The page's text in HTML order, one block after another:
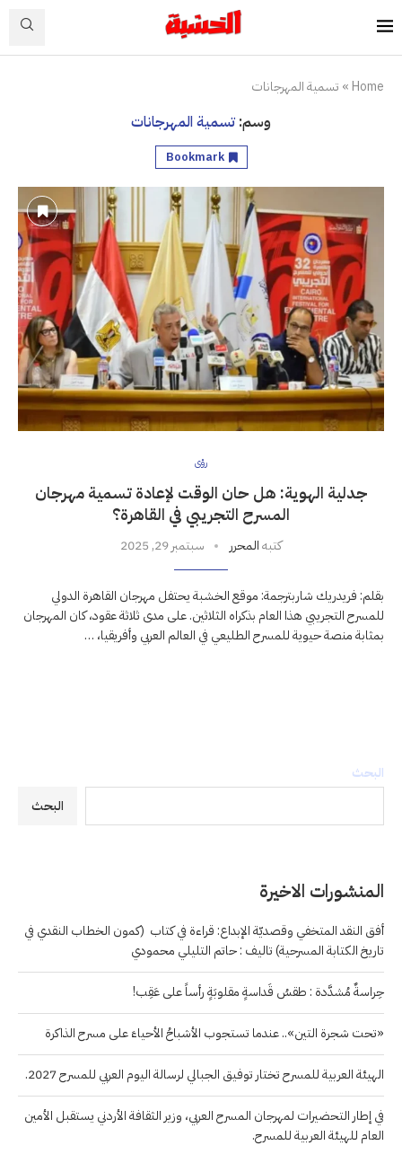
Home
» تسمية المهرجانات
وسم: تسمية المهرجانات
Bookmark
رؤى
جدلية الهوية: هل حان الوقت لإعادة تسمية مهرجان
المسرح التجريبي في القاهرة؟
كتبهالمحرر سبتمبر 29, 2025
بقلم: فريدريك شاربترجمة: موقع الخشبة يحتفل مهرجان القاهرة الدولي
للمسرح التجريبي هذا العام بذكراه الثلاثين. على مدى ثلاثة عقود، كان المهرجان
بمثابة منصة حيوية للمسرح الطليعي في العالم العربي وأفريقيا، …
البحث
البحث
المنشورات الاخيرة
أفق النقد المتخفي وقصديّة الإبداع: قراءة في كتاب (كمون الخطاب النقدي في
تاريخ الكتابة المسرحية) تاليف : حاتم التليلي محمودي
حِراسةٌ مُشدَّدة : طقسُ قَداسةٍ مقلوبَةٍ رأساً على عَقِب!
«تحت شجرة التين».. عندما تستجوب الأشباحُ الأحياءَ على مسرح الذاكرة
الهيئة العربية للمسرح تختار توفيق الجبالي لرسالة اليوم العربي للمسرح 2027.
في إطار التحضيرات لمهرجان المسرح العربي، وزير الثقافة الأردني يستقبل الأمين
العام للهيئة العربية للمسرح.